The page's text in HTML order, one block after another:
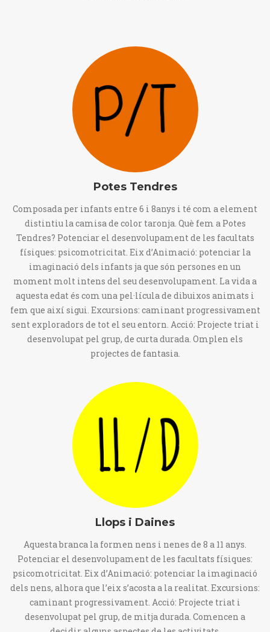
Potes Tendres
Composada per infants entre 6 i 8anys i té com a element
distintiu la camisa de color taronja. Què fem a Potes
Tendres? Potenciar el desenvolupament de les facultats
físiques: psicomotricitat. Eix d’Animació: potenciar la
imaginació dels infants ja que són persones en un
moment molt intens del seu desenvolupament. La vida a
aquesta edat és com una pel·lícula de dibuixos animats i
fem que així sigui. Excursions: caminant progressivament
sent exploradors de tot el seu entorn. Acció: Projecte triat i
desenvolupat pel grup, de curta durada. Omplen els
projectes de fantasia.
Llops i Daines
Aquesta branca la formen nens i nenes de 8 a 11 anys.
Potenciar el desenvolupament de les facultats físiques:
psicomotricitat. Eix d’Animació: potenciar la imaginació
dels nens, alhora que l’eix s’acosta a la realitat. Excursions:
caminant progressivament. Acció: Projecte triat i
desenvolupat pel grup, de mitja durada. Comencen a